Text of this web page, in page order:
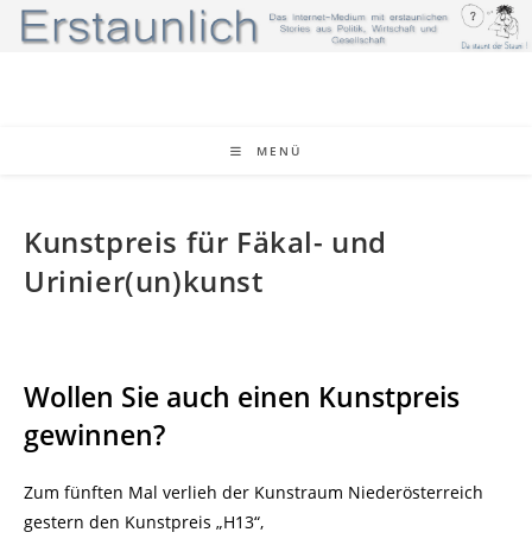
Zum
Inhalt
MENÜ
Kunstpreis für Fäkal- und
Urinier(un)kunst
Wollen Sie auch einen Kunstpreis
gewinnen?
Zum fünften Mal verlieh der Kunstraum Niederösterreich
gestern den Kunstpreis „H13“,